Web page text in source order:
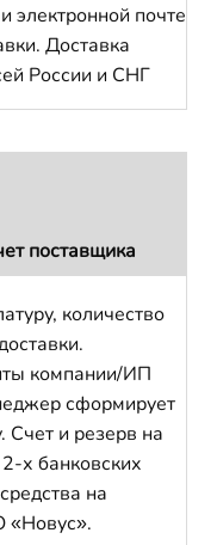
электронной почте
Доставка
России и СНГ
поставщика
количество
компании/ИП
сформирует
Счет и резерв на
х банковских
на
«Новус».